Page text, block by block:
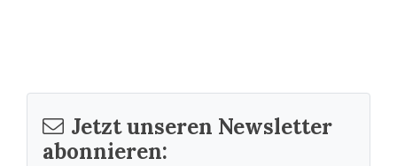
Jetzt unseren Newsletter
abonnieren: